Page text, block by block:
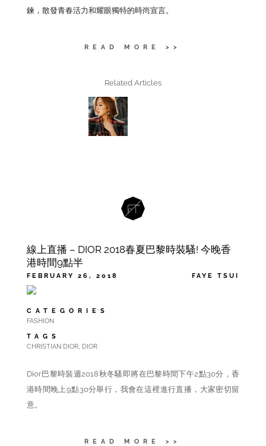
鍊，散發青春活力和耀眼獨特的時尚宣言。
READ MORE >>
Related Articles
線上直播 – DIOR 2018春夏巴黎時裝騷! 今晚香
港時間9點半
FEBRUARY 26, 2018 FAYE TSUI
CATEGORIES
FASHION
TAGS
CHRISTIAN DIOR, DIOR
Dior巴黎時裝週2018秋冬騷即將在巴黎時間下午2點30分，香
港時間 晚上9點30分舉行，我會在這裡進行直播，大家密切留
意。
READ MORE >>